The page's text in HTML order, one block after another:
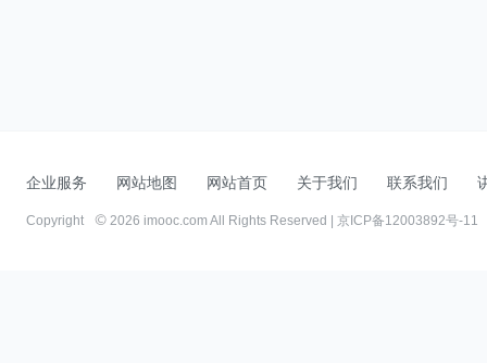
企业服务 网站地图 网站首页 关于我们 联系我们
Copyright 2026 imooc.com All Rights Reserved | 京ICP备12003892号-11